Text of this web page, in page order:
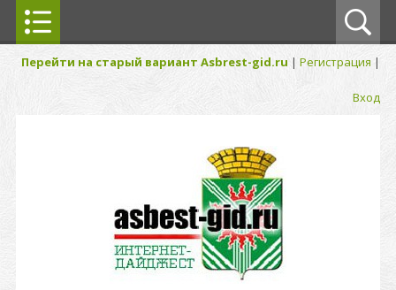
Перейти на старый вариант Asbrest-gid.ru | Регистрация |
Вход